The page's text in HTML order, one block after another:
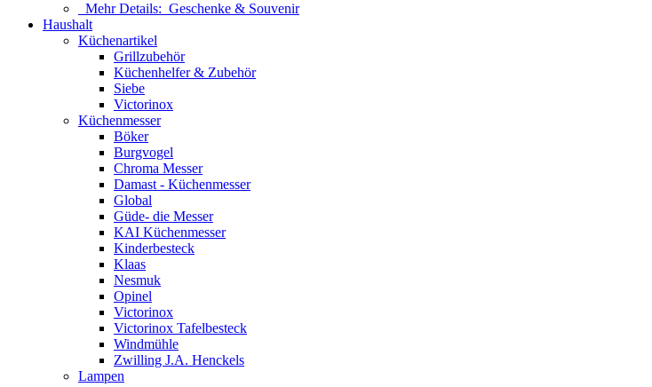
Mehr Details: Geschenke & Souvenir
Haushalt
Küchenartikel
Grillzubehör
Küchenhelfer & Zubehör
Siebe
Victorinox
Küchenmesser
Böker
Burgvogel
Chroma Messer
Damast - Küchenmesser
Global
Güde- die Messer
KAI Küchenmesser
Kinderbesteck
Klaas
Nesmuk
Opinel
Victorinox
Victorinox Tafelbesteck
Windmühle
Zwilling J.A. Henckels
Lampen